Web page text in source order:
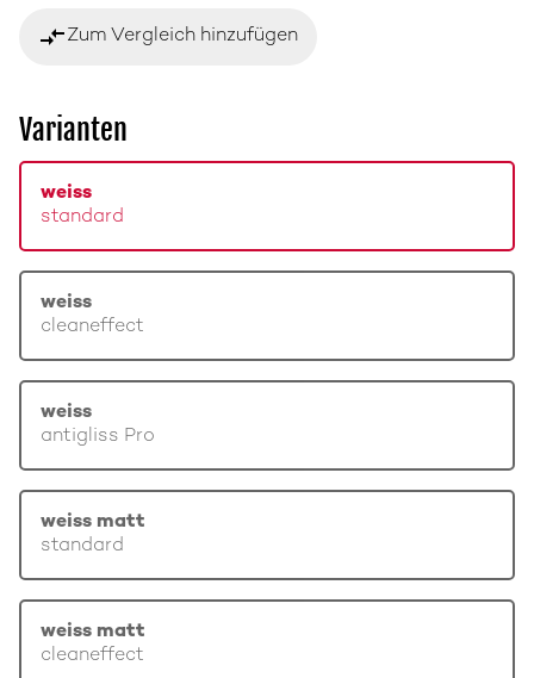
compare_arrowsZum Vergleich hinzufügen
Varianten
weiss
standard
weiss
cleaneffect
weiss
antigliss Pro
weiss matt
standard
weiss matt
cleaneffect